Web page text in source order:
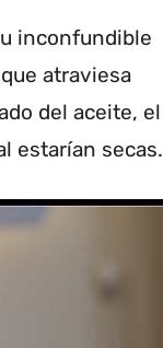
inconfundible
atraviesa
del aceite, el
estarían secas.